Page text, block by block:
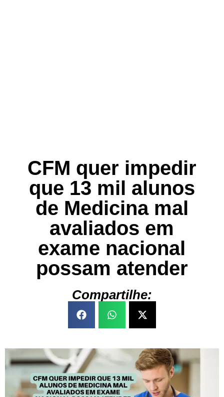
CFM quer impedir
que 13 mil alunos
de Medicina mal
avaliados em
exame nacional
possam atender
Compartilhe: